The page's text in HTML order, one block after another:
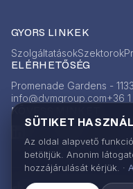
GYORS LINKEK
SzolgáltatásokSzektorok
ELÉRHETŐSÉG
Promenade Gardens -
info@dvmgroup.com+36
KÖVESS MINKET
SÜTIKET
Az oldal alapvető
betöltjük. Anonim
hozzájárulását kérjük. ·